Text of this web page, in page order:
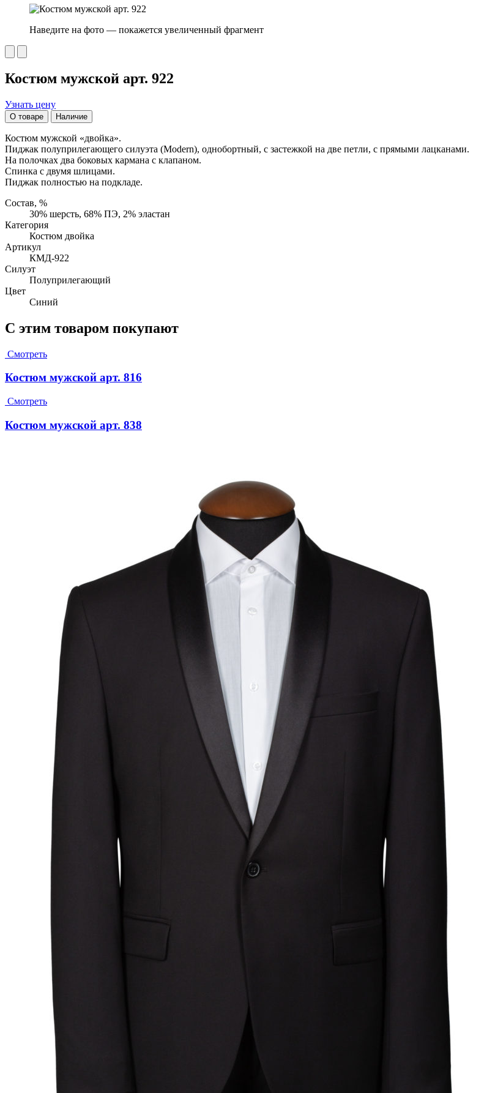
Наведите на фото — покажется увеличенный фрагмент
Костюм мужской арт. 922
Узнать цену
О товаре Наличие
Костюм мужской «двойка».
Пиджак полуприлегающего силуэта (Modern), однобортный, с застежкой на две петли, с прямыми лацканами.
На полочках два боковых кармана с клапаном.
Спинка с двумя шлицами.
Пиджак полностью на подкладе.
Состав, %
30% шерсть, 68% ПЭ, 2% эластан
Категория
Костюм двойка
Артикул
КМД-922
Силуэт
Полуприлегающий
Цвет
Синий
С этим товаром покупают
Смотреть
Костюм мужской арт. 816
Смотреть
Костюм мужской арт. 838